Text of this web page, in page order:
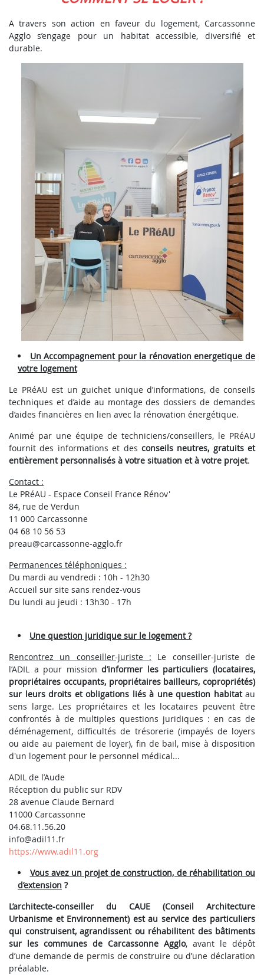
A travers son action en faveur du logement, Carcassonne
Agglo s’engage pour un habitat accessible, diversifié et
durable.
Un Accompagnement pour la rénovation energetique de
votre logement
Le PRéAU est un guichet unique d’informations, de conseils
techniques et d’aide au montage des dossiers de demandes
d’aides financières en lien avec la rénovation énergétique.
Animé par une équipe de techniciens/conseillers, le PRéAU
fournit des informations et des conseils neutres, gratuits et
entièrement personnalisés à votre situation et à votre projet.
Contact :
Le PRéAU - Espace Conseil France Rénov'
84, rue de Verdun
11 000 Carcassonne
04 68 10 56 53
preau@carcassonne-agglo.fr
Permanences téléphoniques :
Du mardi au vendredi : 10h - 12h30
Accueil sur site sans rendez-vous
Du lundi au jeudi : 13h30 - 17h
Une question juridique sur le logement ?
Rencontrez un conseiller-juriste : Le conseiller-juriste de
l’ADIL a pour missiond’informer les particuliers (locataires,
propriétaires occupants, propriétaires bailleurs, copropriétés)
sur leurs droits et obligations liés à une question habitatau
sens large. Les propriétaires et les locataires peuvent être
confrontés à de multiples questions juridiques : en cas de
déménagement, difficultés de trésorerie (impayés de loyers
ou aide au paiement de loyer), fin de bail, mise à disposition
d'un logement pour le personnel médical...
ADIL de l’Aude
Réception du public sur RDV
28 avenue Claude Bernard
11000 Carcassonne
04.68.11.56.20
info@adil11.fr
https://www.adil11.org
Vous avez un projet de construction, de réhabilitation ou
d’extension ?
L’architecte-conseiller du CAUE (Conseil Architecture
Urbanisme et Environnement) est au service des particuliers
qui construisent, agrandissent ou réhabilitent des bâtiments
sur les communes de Carcassonne Agglo, avant le dépôt
d’une demande de permis de construire ou d’une déclaration
préalable.